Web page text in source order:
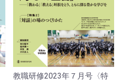
教職研修2023年７月号〈特